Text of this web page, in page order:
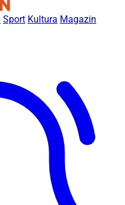
Sport Kultura Magazin